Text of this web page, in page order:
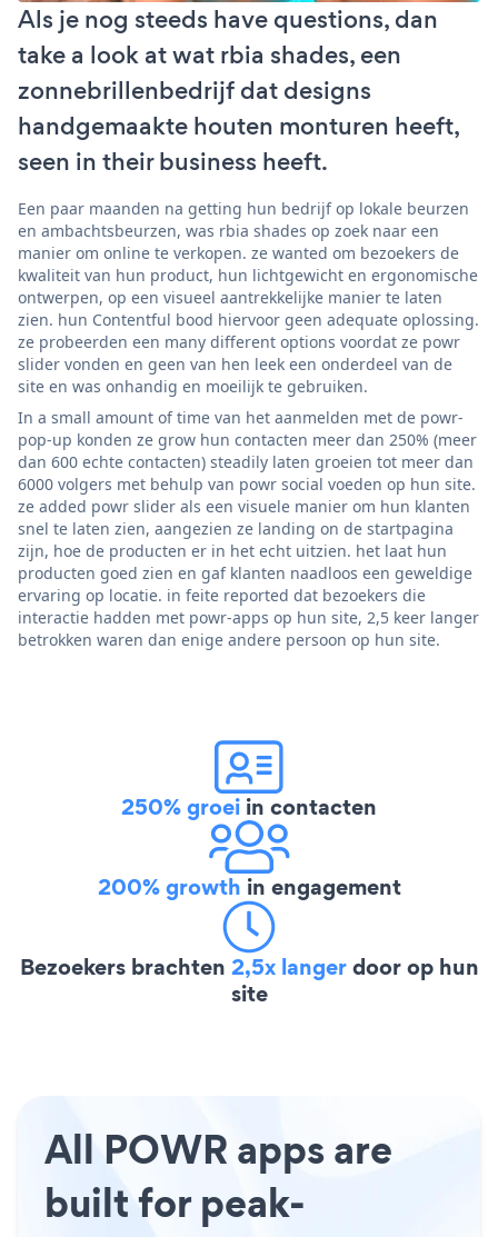
Als je nog steeds have questions, dan
take a look at wat rbia shades, een
zonnebrillenbedrijf dat designs
handgemaakte houten monturen heeft,
seen in their business heeft.
Een paar maanden na getting hun bedrijf op lokale beurzen
en ambachtsbeurzen, was rbia shades op zoek naar een
manier om online te verkopen. ze wanted om bezoekers de
kwaliteit van hun product, hun lichtgewicht en ergonomische
ontwerpen, op een visueel aantrekkelijke manier te laten
zien. hun Contentful bood hiervoor geen adequate oplossing.
ze probeerden een many different options voordat ze powr
slider vonden en geen van hen leek een onderdeel van de
site en was onhandig en moeilijk te gebruiken.
In a small amount of time van het aanmelden met de powr-
pop-up konden ze grow hun contacten meer dan 250% (meer
dan 600 echte contacten) steadily laten groeien tot meer dan
6000 volgers met behulp van powr social voeden op hun site.
ze added powr slider als een visuele manier om hun klanten
snel te laten zien, aangezien ze landing on de startpagina
zijn, hoe de producten er in het echt uitzien. het laat hun
producten goed zien en gaf klanten naadloos een geweldige
ervaring op locatie. in feite reported dat bezoekers die
interactie hadden met powr-apps op hun site, 2,5 keer langer
betrokken waren dan enige andere persoon op hun site.
250% groei in contacten
200% growth in engagement
Bezoekers brachten 2,5x langerdoor op hun
site
All POWR apps are
built for peak-